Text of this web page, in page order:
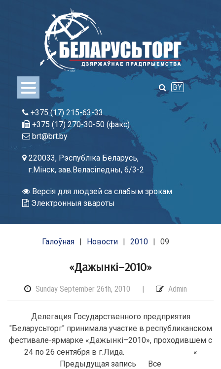
BY
+375 (17) 215-63-33
+375 (17) 270-30-50 (факс)
brt@brt.by
220033, Рэспубліка Беларусь,
г.Мінск, зав.Веласіпедны, 6/3-2
Версія для людзей са слабым зрокам
Электронныя звароты
Галоўная Новости 2010 09
«Дажынкi–2010»
Sunday September 26th, 2010 | Admin
Делегация Государственного предприятия
"Беларусьторг" принимала участие в республиканском
фестивале-ярмарке «Дажынкi–2010», проходившем с
24 по 26 сентября в г.Лида. «
Предыдущая запись Все